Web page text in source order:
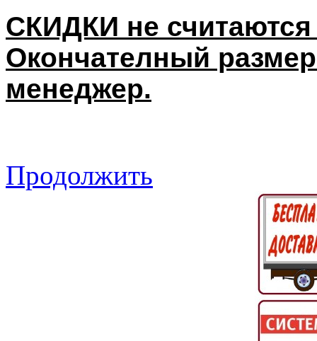
СКИДКИ не считаются
Окончателный
менеджер.
Продолжить